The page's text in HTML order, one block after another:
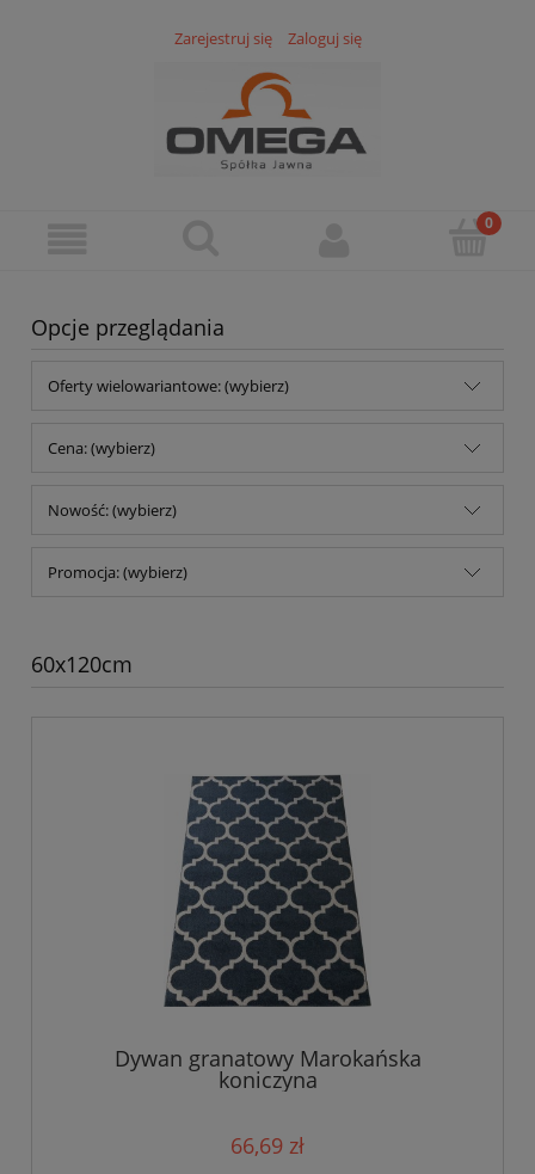
Zarejestruj się Zaloguj się
Opcje przeglądania
Oferty wielowariantowe: (wybierz)
Cena: (wybierz)
Nowość: (wybierz)
Promocja: (wybierz)
60x120cm
Dywan granatowy Marokańska
koniczyna
66,69 zł